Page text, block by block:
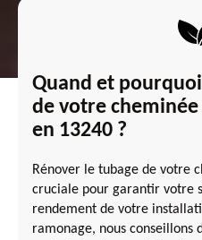
Quand et
de votre
en 13240 ?
Rénover le tubage de votre
cruciale pour garantir votre
rendement de votre
ramonage, nous